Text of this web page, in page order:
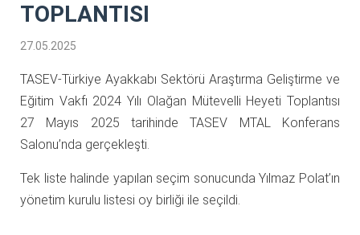
TOPLANTISI
27.05.2025
TASEV-Türkiye Ayakkabı Sektörü Araştırma Geliştirme ve
Eğitim Vakfı 2024 Yılı Olağan Mütevelli Heyeti Toplantısı
27 Mayıs 2025 tarihinde TASEV MTAL Konferans
Salonu’nda gerçekleşti.
Tek liste halinde yapılan seçim sonucunda Yılmaz Polat’ın
yönetim kurulu listesi oy birliği ile seçildi.